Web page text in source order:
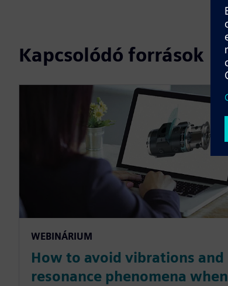
Kapcsolódó források
WEBINÁRIUM
How to avoid vibrations and
resonance phenomena when